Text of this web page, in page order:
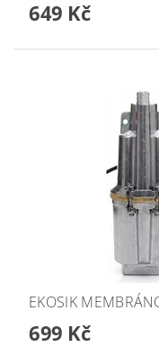
649 Kč
EKOSIK
699 Kč